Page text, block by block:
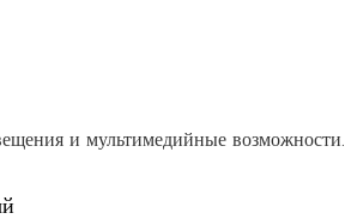
и мультимедийные возможности.